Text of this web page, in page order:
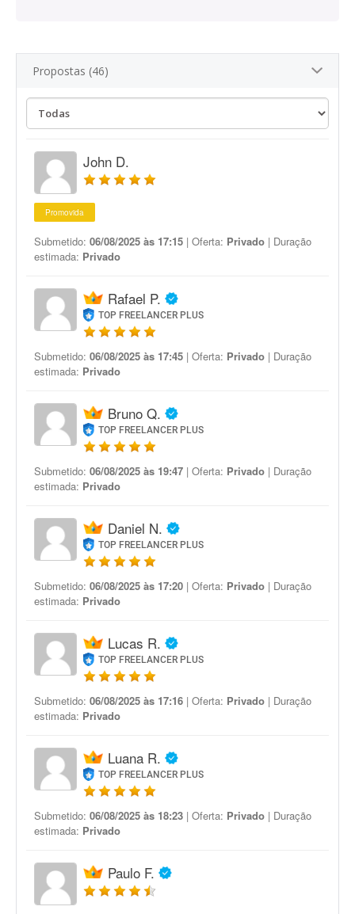
Propostas (46)
John D.
Promovida
Submetido: 06/08/2025 às 17:15 | Oferta: Privado | Duração
estimada: Privado
Rafael P.
TOP FREELANCER PLUS
Submetido: 06/08/2025 às 17:45 | Oferta: Privado | Duração
estimada: Privado
Bruno Q.
TOP FREELANCER PLUS
Submetido: 06/08/2025 às 19:47 | Oferta: Privado | Duração
estimada: Privado
Daniel N.
TOP FREELANCER PLUS
Submetido: 06/08/2025 às 17:20 | Oferta: Privado | Duração
estimada: Privado
Lucas R.
TOP FREELANCER PLUS
Submetido: 06/08/2025 às 17:16 | Oferta: Privado | Duração
estimada: Privado
Luana R.
TOP FREELANCER PLUS
Submetido: 06/08/2025 às 18:23 | Oferta: Privado | Duração
estimada: Privado
Paulo F.